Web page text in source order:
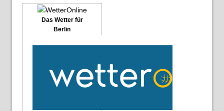
Das Wetter für
Berlin